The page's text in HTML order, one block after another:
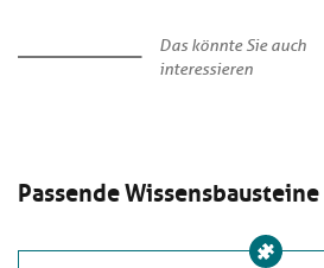
Das könnte Sie auch
interessieren
Passende Wissensbausteine